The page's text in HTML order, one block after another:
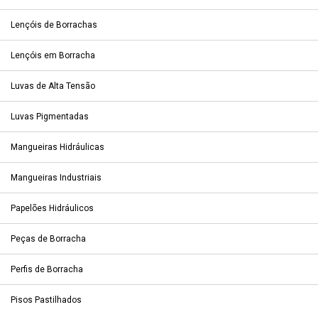
Lençóis de Borrachas
Lençóis em Borracha
Luvas de Alta Tensão
Luvas Pigmentadas
Mangueiras Hidráulicas
Mangueiras Industriais
Papelões Hidráulicos
Peças de Borracha
Perfis de Borracha
Pisos Pastilhados